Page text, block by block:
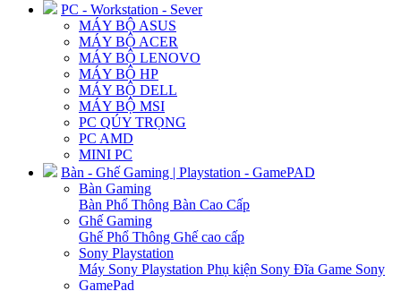
PC - Workstation - Sever
MÁY BỘ ASUS
MÁY BỘ ACER
MÁY BỘ LENOVO
MÁY BỘ HP
MÁY BỘ DELL
MÁY BỘ MSI
PC QÚY TRỌNG
PC AMD
MINI PC
Bàn - Ghế Gaming | Playstation - GamePAD
Bàn Gaming
Bàn Phổ Thông Bàn Cao Cấp
Ghế Gaming
Ghế Phổ Thông Ghế cao cấp
Sony Playstation
Máy Sony Playstation Phụ kiện Sony Đĩa Game Sony
GamePad